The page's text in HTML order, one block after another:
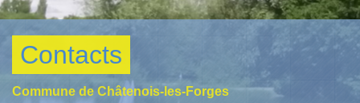
Contacts
Commune de Châtenois-les-Forges